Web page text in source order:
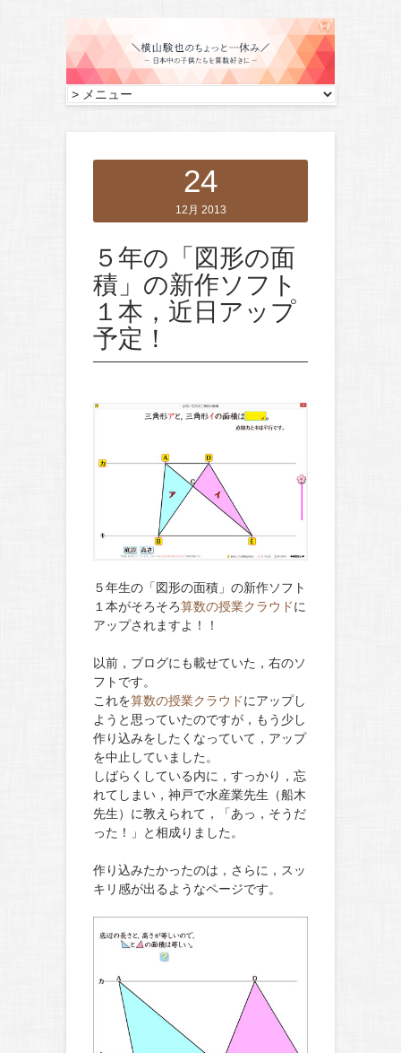
24
12月 2013
５年の「図形の面
積」の新作ソフト
１本，近日アップ
予定！
５年生の「図形の面積」の新作ソフト
１本がそろそろ算数の授業クラウドに
アップされますよ！！
以前，ブログにも載せていた，右のソ
フトです。
これを算数の授業クラウドにアップし
ようと思っていたのですが，もう少し
作り込みをしたくなっていて，アップ
を中止していました。
しばらくしている内に，すっかり，忘
れてしまい，神戸で水産業先生（船木
先生）に教えられて，「あっ，そうだ
った！」と相成りました。
作り込みたかったのは，さらに，スッ
キリ感が出るようなページです。